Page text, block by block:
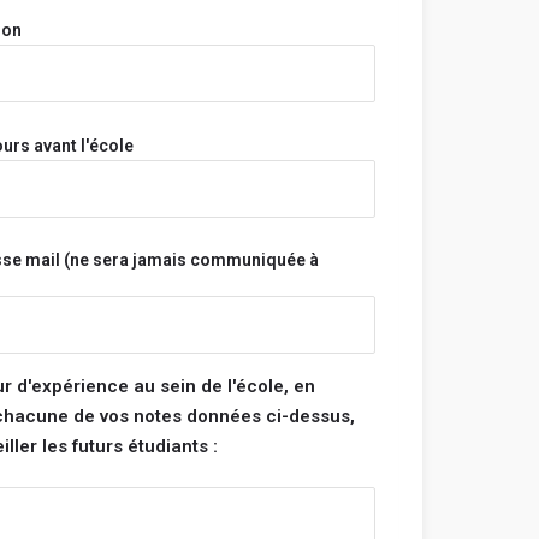
pas et n'aura jamais accès à tes informations
respectent pas ces règles.
:
avant l'école
mail (ne sera jamais communiquée à
d'expérience au sein de l'école, en
de vos notes données ci-dessus,
les futurs étudiants :